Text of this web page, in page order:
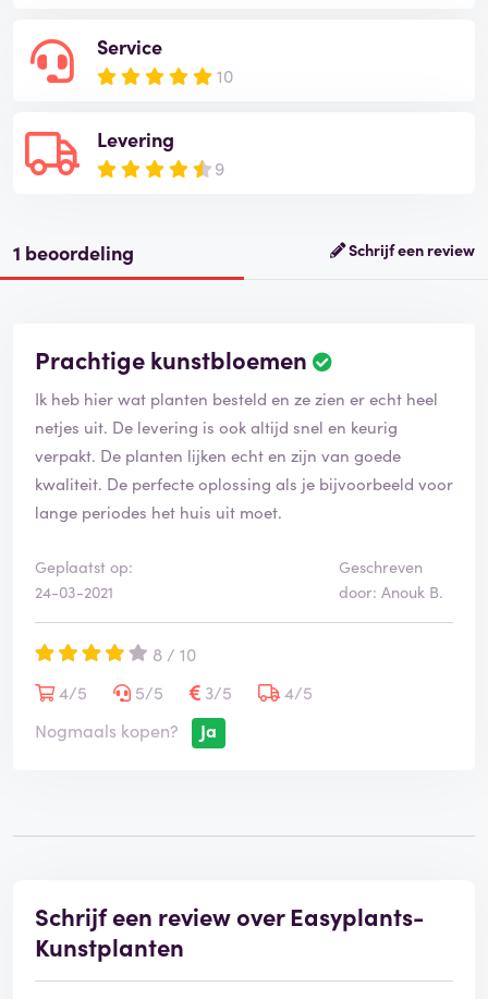
Service
10
Levering
9
1 beoordeling Schrijf een review
Prachtige kunstbloemen
Ik heb hier wat planten besteld en ze zien er echt heel
netjes uit. De levering is ook altijd snel en keurig
verpakt. De planten lijken echt en zijn van goede
kwaliteit. De perfecte oplossing als je bijvoorbeeld voor
lange periodes het huis uit moet.
Geplaatst op:
24-03-2021
Geschreven
door: Anouk B.
8 / 10
4/5
5/5 3/5
4/5
Nogmaals kopen?
Ja
Schrijf een review over Easyplants-
Kunstplanten